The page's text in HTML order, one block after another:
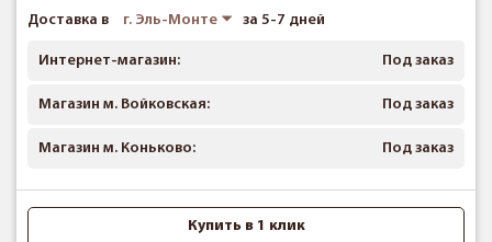
Доставка в г. Эль-Монте за 5-7 дней
Интернет-магазин: Под заказ
Магазин м. Войковская: Под заказ
Магазин м. Коньково: Под заказ
Купить в 1 клик